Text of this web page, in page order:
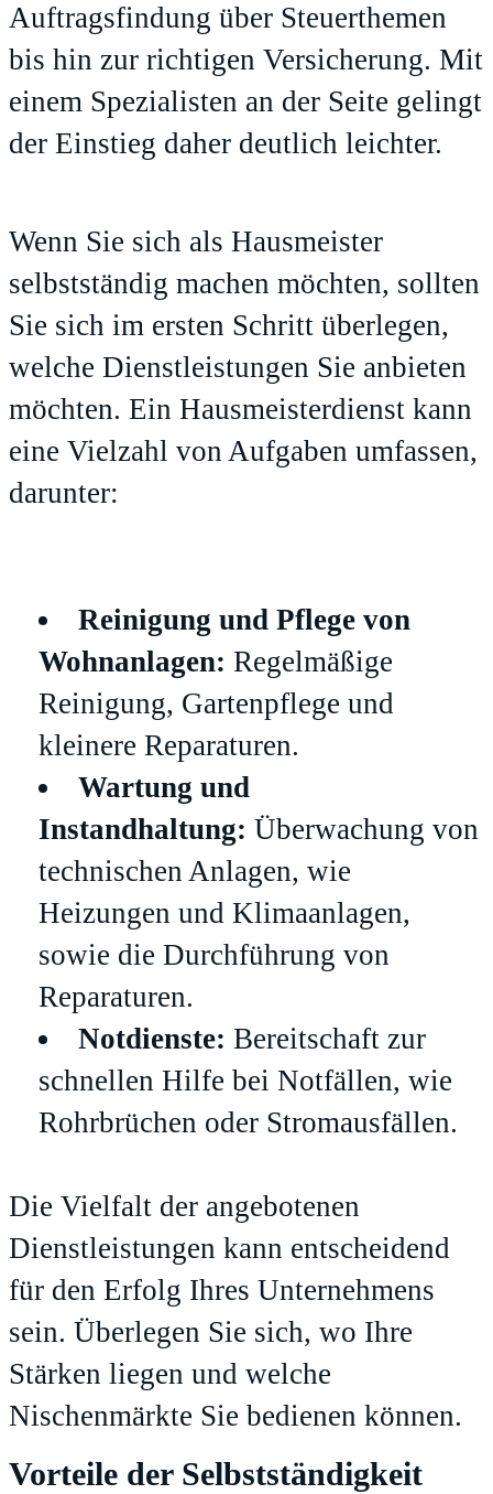
Auftragsfindung über Steuerthemen
bis hin zur richtigen Versicherung. Mit
einem Spezialisten an der Seite gelingt
der Einstieg daher deutlich leichter.
Wenn Sie sich als Hausmeister
selbstständig machen möchten, sollten
Sie sich im ersten Schritt überlegen,
welche Dienstleistungen Sie anbieten
möchten. Ein Hausmeisterdienst kann
eine Vielzahl von Aufgaben umfassen,
darunter:
Reinigung und Pflege von
Wohnanlagen: Regelmäßige
Reinigung, Gartenpflege und
kleinere Reparaturen.
Wartung und
Instandhaltung: Überwachung von
technischen Anlagen, wie
Heizungen und Klimaanlagen,
sowie die Durchführung von
Reparaturen.
Notdienste: Bereitschaft zur
schnellen Hilfe bei Notfällen, wie
Rohrbrüchen oder Stromausfällen.
Die Vielfalt der angebotenen
Dienstleistungen kann entscheidend
für den Erfolg Ihres Unternehmens
sein. Überlegen Sie sich, wo Ihre
Stärken liegen und welche
Nischenmärkte Sie bedienen können.
Vorteile der Selbstständigkeit